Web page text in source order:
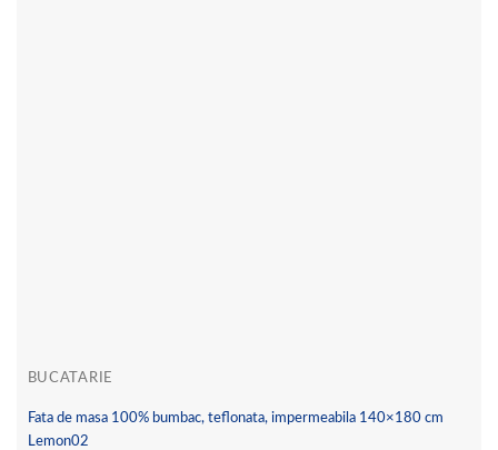
BUCATARIE
Fata de masa 100% bumbac, teflonata, impermeabila 140×180 cm
Lemon02